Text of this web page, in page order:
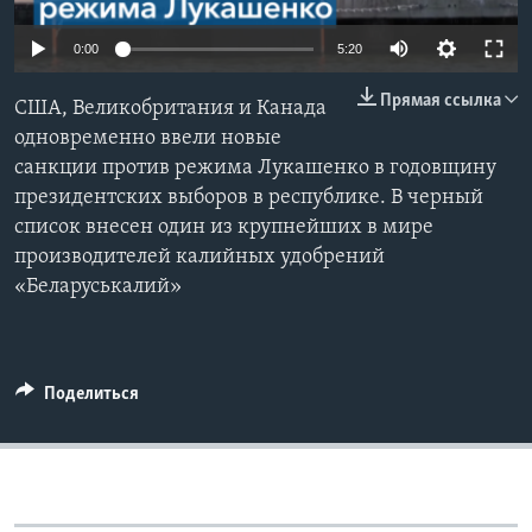
Learning English
СОЦИАЛЬНЫЕ СЕТИ
Языки
0:00 5:20
Прямая ссылка
США, Великобритания и Канада
одновременно ввели новые
санкции против режима Лукашенко в годовщину
президентских выборов в республике. В черный
список внесен один из крупнейших в мире
производителей калийных удобрений
«Беларуськалий»
Поделиться